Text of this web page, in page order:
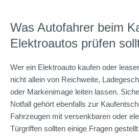
Was Autofahrer beim
Elektroautos prüfen
Wer ein Elektroauto kaufen oder
nicht allein von Reichweite,
oder Markenimage leiten lassen.
Notfall gehört ebenfalls zur
Fahrzeugen mit versenkbaren oder
Türgriffen sollten einige Fragen